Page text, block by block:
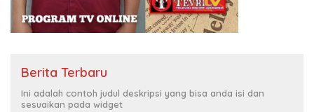
Berita Terbaru
Ini adalah contoh judul deskripsi yang bisa anda isi dan
sesuaikan pada widget